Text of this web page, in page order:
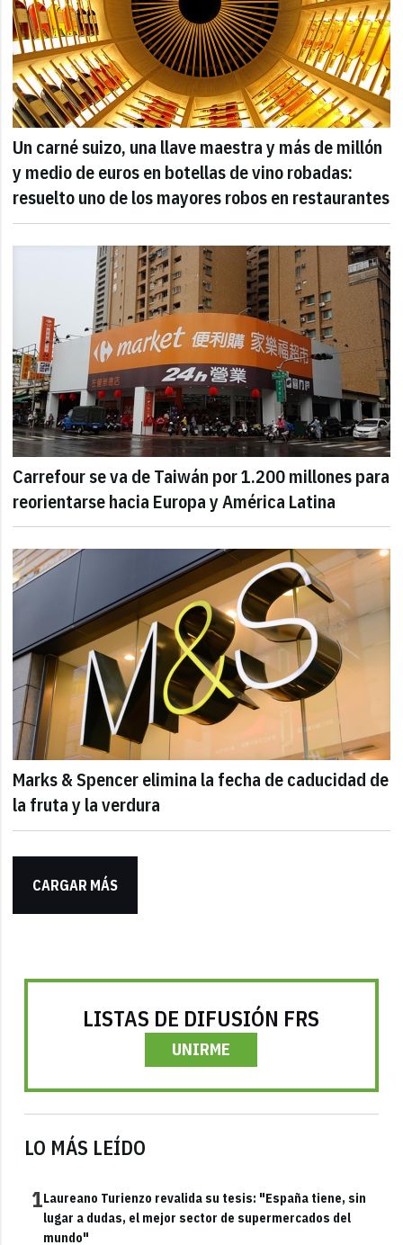
Un carné suizo, una llave maestra y más de millón
y medio de euros en botellas de vino robadas:
resuelto uno de los mayores robos en restaurantes
Carrefour se va de Taiwán por 1.200 millones para
reorientarse hacia Europa y América Latina
Marks & Spencer elimina la fecha de caducidad de
la fruta y la verdura
CARGAR MÁS
LISTAS DE DIFUSIÓN FRS
UNIRME
LO MÁS LEÍDO
1Laureano Turienzo revalida su tesis: "España tiene, sin
lugar a dudas, el mejor sector de supermercados del
mundo"